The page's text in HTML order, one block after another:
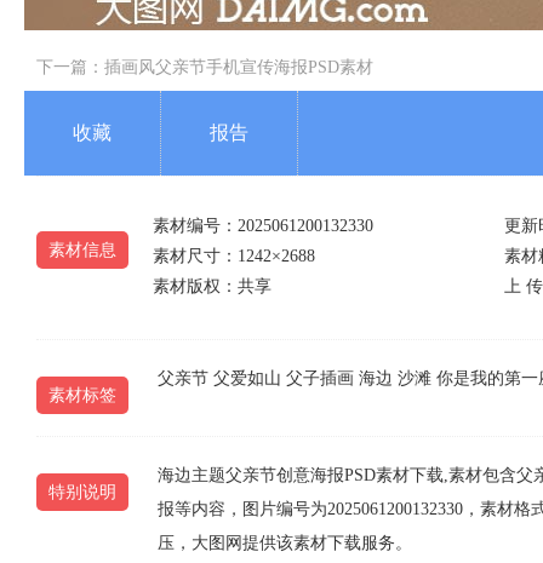
下一篇： 插画风父亲节手机宣传海报PSD素材
收藏 报告
素材信息
素材编号：2025061200132330
更新
素材尺寸：1242×2688
素材
素材版权：共享
上
素材标签
父亲节 父爱如山 父子插画 海边 沙滩 你是我的第一
特别说明
海边主题父亲节创意海报PSD素材下载,素材包含
报等内容，图片编号为2025061200132330，素材
压，大图网提供该素材下载服务。